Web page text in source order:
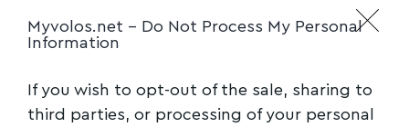
Myvolos.net - Do Not Process My Personal
Information
If you wish to opt-out of the sale, sharing to
third parties, or processing of your personal